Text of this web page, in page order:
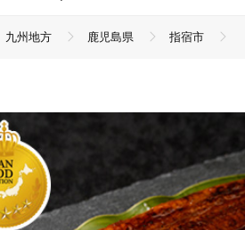
九州地方 鹿児島県 指宿市